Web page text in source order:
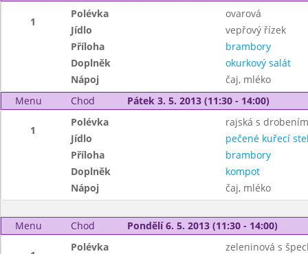
1
Polévka
ovarová
Jídlo
vepřový řízek
Příloha
brambory
Doplněk
okurkový salát
Nápoj
čaj, mléko
Menu
Chod Pátek 3. 5. 2013 (11:30 - 14:00)
1
Polévka
rajská s drobením
Jídlo
pečené kuřecí
Příloha
brambory
Doplněk
kompot
Nápoj
čaj, mléko
Menu Chod Pondělí 6. 5. 2013 (11:30 - 14:00)
Polévka
zeleninová s